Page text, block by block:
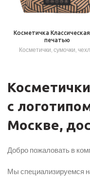
Косметичка
печатью
Косметички, сумочки,
с
Москве,
Добро пожаловать в
Мы специализируемся